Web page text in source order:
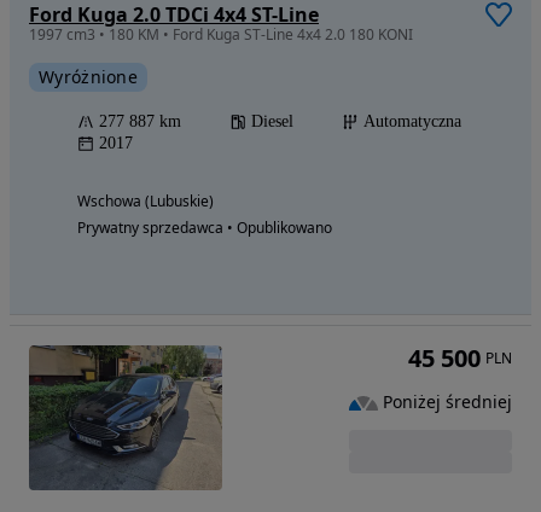
Ford Kuga 2.0 TDCi 4x4 ST-Line
1997 cm3 • 180 KM • Ford Kuga ST-Line 4x4 2.0 180 KONI
Wyróżnione
277 887 km Diesel
Automatyczna
2017
Wschowa (Lubuskie)
Prywatny sprzedawca • Opublikowano
45 500 PLN
Poniżej średniej